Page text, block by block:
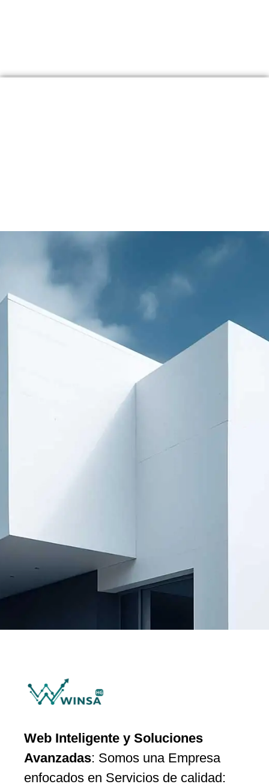
Web Inteligente y Soluciones
Avanzadas: Somos una Empresa
enfocados en Servicios de calidad: